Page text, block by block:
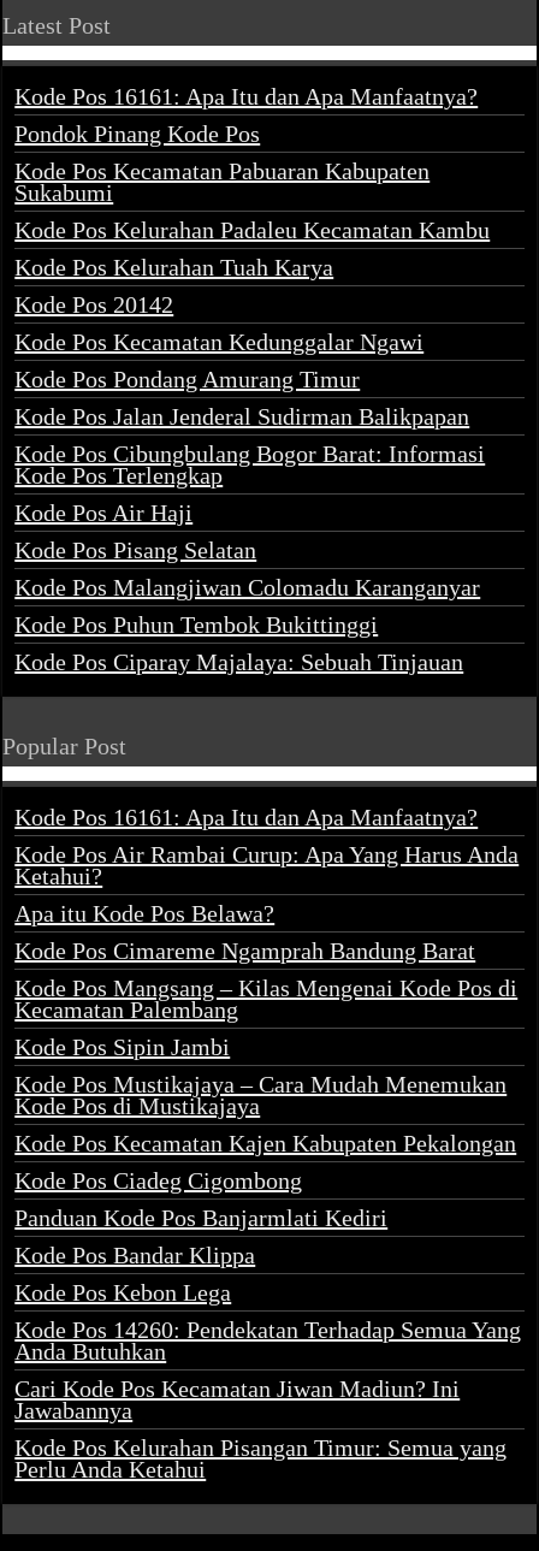
Latest Post
Kode Pos 16161: Apa Itu dan Apa Manfaatnya?
Pondok Pinang Kode Pos
Kode Pos Kecamatan Pabuaran Kabupaten
Sukabumi
Kode Pos Kelurahan Padaleu Kecamatan Kambu
Kode Pos Kelurahan Tuah Karya
Kode Pos 20142
Kode Pos Kecamatan Kedunggalar Ngawi
Kode Pos Pondang Amurang Timur
Kode Pos Jalan Jenderal Sudirman Balikpapan
Kode Pos Cibungbulang Bogor Barat: Informasi
Kode Pos Terlengkap
Kode Pos Air Haji
Kode Pos Pisang Selatan
Kode Pos Malangjiwan Colomadu Karanganyar
Kode Pos Puhun Tembok Bukittinggi
Kode Pos Ciparay Majalaya: Sebuah Tinjauan
Popular Post
Kode Pos 16161: Apa Itu dan Apa Manfaatnya?
Kode Pos Air Rambai Curup: Apa Yang Harus Anda
Ketahui?
Apa itu Kode Pos Belawa?
Kode Pos Cimareme Ngamprah Bandung Barat
Kode Pos Mangsang – Kilas Mengenai Kode Pos di
Kecamatan Palembang
Kode Pos Sipin Jambi
Kode Pos Mustikajaya – Cara Mudah Menemukan
Kode Pos di Mustikajaya
Kode Pos Kecamatan Kajen Kabupaten Pekalongan
Kode Pos Ciadeg Cigombong
Panduan Kode Pos Banjarmlati Kediri
Kode Pos Bandar Klippa
Kode Pos Kebon Lega
Kode Pos 14260: Pendekatan Terhadap Semua Yang
Anda Butuhkan
Cari Kode Pos Kecamatan Jiwan Madiun? Ini
Jawabannya
Kode Pos Kelurahan Pisangan Timur: Semua yang
Perlu Anda Ketahui